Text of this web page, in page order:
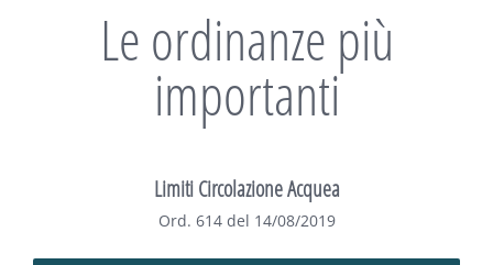
Le ordinanze più
importanti
Limiti Circolazione Acquea
Ord. 614 del 14/08/2019